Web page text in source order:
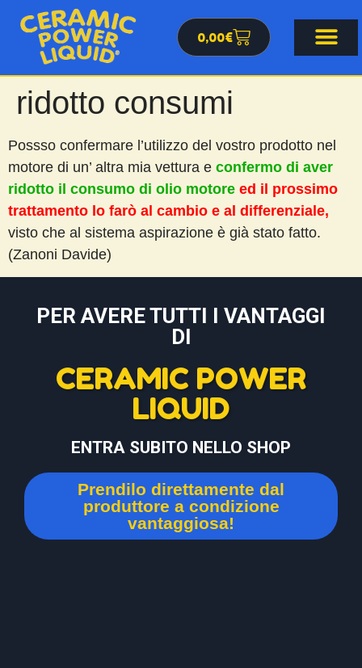
0,00€
ridotto consumi
Possso confermare l’utilizzo del vostro prodotto nel
motore di un’ altra mia vettura e confermo di aver
ridotto il consumo di olio motore ed il prossimo
trattamento lo farò al cambio e al differenziale,
visto che al sistema aspirazione è già stato fatto.
(Zanoni Davide)
PER AVERE TUTTI I VANTAGGI
DI
CERAMIC POWER
LIQUID
ENTRA SUBITO NELLO SHOP
Prendilo direttamente dal
produttore a condizione
vantaggiosa!